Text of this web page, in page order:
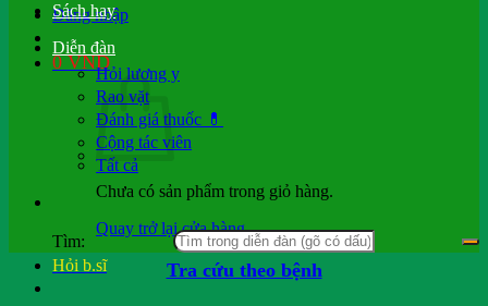
Đăng nhập
0VND
Chưa có sản phẩm trong giỏ hàng.
Quay trở lại cửa hàng
Hỏi b.sĩ
Sách hay
Diễn đàn
Hỏi lương y
Rao vặt
Đánh giá thuốc 💊
Cộng tác viên
Tất cả
Tìm:
Tra cứu theo bệnh